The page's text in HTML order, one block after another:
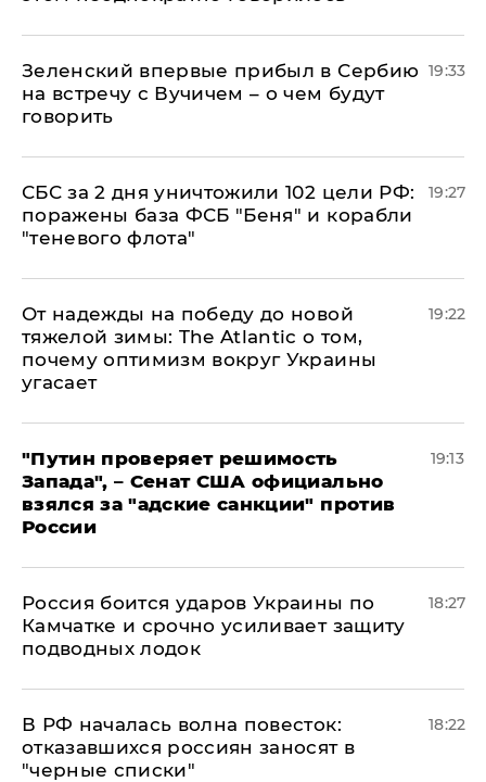
Зеленский впервые прибыл в Сербию
на встречу с Вучичем – о чем будут
говорить
19:33
СБС за 2 дня уничтожили 102 цели РФ:
поражены база ФСБ "Беня" и корабли
"теневого флота"
19:27
От надежды на победу до новой
тяжелой зимы: The Atlantic о том,
почему оптимизм вокруг Украины
угасает
19:22
"Путин проверяет решимость
Запада", – Сенат США официально
взялся за "адские санкции" против
России
19:13
Россия боится ударов Украины по
Камчатке и срочно усиливает защиту
подводных лодок
18:27
​В РФ началась волна повесток:
отказавшихся россиян заносят в
"черные списки"
18:22